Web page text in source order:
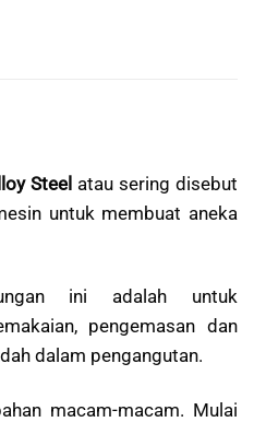
Steel atau sering disebut
untuk membuat aneka
ini adalah untuk
pengemasan dan
dalam pengangutan.
macam-macam. Mulai